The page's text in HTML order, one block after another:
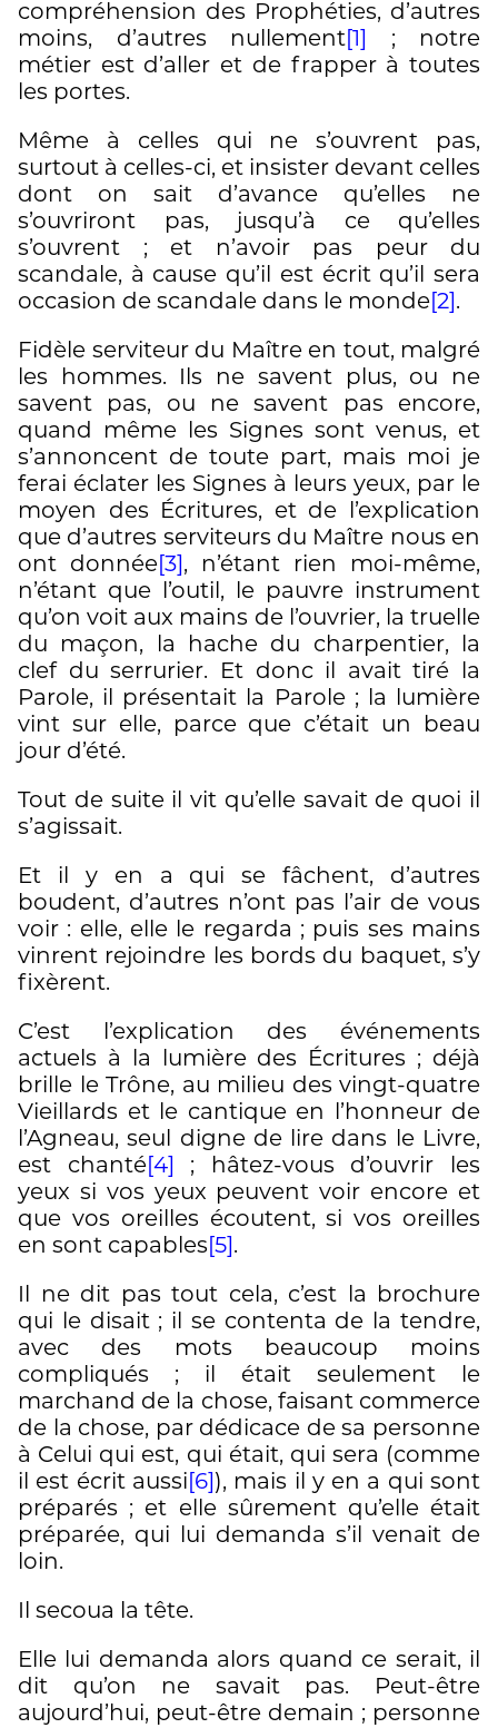
compréhension des Prophéties, d’autres
moins, d’autres nullement [1]
; notre
métier est d’aller et de frapper à toutes
les portes.
Même à celles qui ne s’ouvrent pas,
surtout à celles-ci, et insister devant celles
dont on sait d’avance qu’elles ne
s’ouvriront pas, jusqu’à ce qu’elles
s’ouvrent ; et n’avoir pas peur du
scandale, à cause qu’il est écrit qu’il sera
occasion de scandale dans le monde [2] .
Fidèle serviteur du Maître en tout, malgré
les hommes. Ils ne savent plus, ou ne
savent pas, ou ne savent pas encore,
quand même les Signes sont venus, et
s’annoncent de toute part, mais moi je
ferai éclater les Signes à leurs yeux, par le
moyen des Écritures, et de l’explication
que d’autres serviteurs du Maître nous en
ont donnée [3] , n’étant rien moi-même,
n’étant que l’outil, le pauvre instrument
qu’on voit aux mains de l’ouvrier, la truelle
du maçon, la hache du charpentier, la
clef du serrurier. Et donc il avait tiré la
Parole, il présentait la Parole ; la lumière
vint sur elle, parce que c’était un beau
jour d’été.
Tout de suite il vit qu’elle savait de quoi il
s’agissait.
Et il y en a qui se fâchent, d’autres
boudent, d’autres n’ont pas l’air de vous
voir : elle, elle le regarda ; puis ses mains
vinrent rejoindre les bords du baquet, s’y
fixèrent.
C’est l’explication des événements
actuels à la lumière des Écritures ; déjà
brille le Trône, au milieu des vingt-quatre
Vieillards et le cantique en l’honneur de
l’Agneau, seul digne de lire dans le Livre,
est chanté[4]
; hâtez-vous d’ouvrir les
yeux si vos yeux peuvent voir encore et
que vos oreilles écoutent, si vos oreilles
en sont capables [5] .
Il ne dit pas tout cela, c’est la brochure
qui le disait ; il se contenta de la tendre,
avec des mots beaucoup moins
compliqués ; il était seulement le
marchand de la chose, faisant commerce
de la chose, par dédicace de sa personne
à Celui qui est, qui était, qui sera (comme
il est écrit aussi [6] ), mais il y en a qui sont
préparés ; et elle sûrement qu’elle était
préparée, qui lui demanda s’il venait de
loin.
Il secoua la tête.
Elle lui demanda alors quand ce serait, il
dit qu’on ne savait pas. Peut-être
aujourd’hui, peut-être demain ; personne